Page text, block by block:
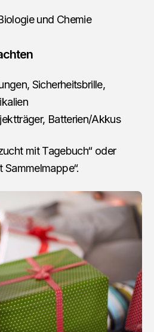
und Chemie
Sicherheitsbrille,
Batterien/Akkus
mit Tagebuch“ oder